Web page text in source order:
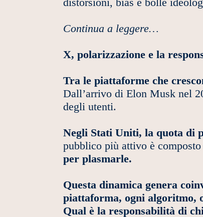
Continua a leggere…
X, polarizzazione e la
Tra le piattaforme che
Dall’arrivo di Elon Musk nel
degli utenti.
Negli Stati Uniti, la quota di
pubblico più attivo è
per plasmarle.
Questa dinamica genera
piattaforma, ogni algoritmo,
Qual è la responsabilità di